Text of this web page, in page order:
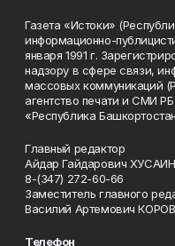
Газета «Истоки»
информационно-
января 1991 г.
надзору в сфере связи,
массовых
агентство печати и СМИ
«Республика
Главный редактор
Айдар Гайдарович
8-(347) 272-60-66
Заместитель главного
Василий Артемович
Телефон